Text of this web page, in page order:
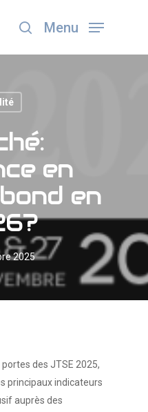
Menu
en
en
2025
des JTSE 2025,
principaux indicateurs
auprès des